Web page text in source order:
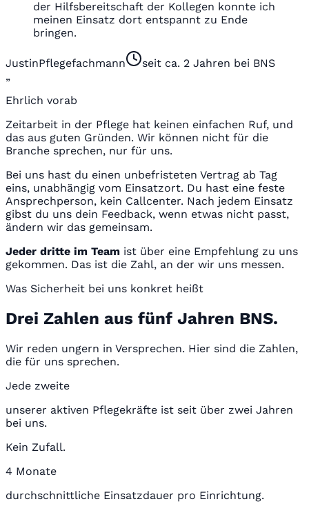
der Hilfsbereitschaft der Kollegen konnte ich
meinen Einsatz dort entspannt zu Ende
bringen.
JustinPflegefachmann
seit ca. 2 Jahren bei BNS
„
Ehrlich vorab
Zeitarbeit in der Pflege hat keinen einfachen Ruf, und
das aus guten Gründen. Wir können nicht für die
Branche sprechen, nur für uns.
Bei uns hast du einen unbefristeten Vertrag ab Tag
eins, unabhängig vom Einsatzort. Du hast eine feste
Ansprechperson, kein Callcenter. Nach jedem Einsatz
gibst du uns dein Feedback, wenn etwas nicht passt,
ändern wir das gemeinsam.
Jeder dritte im Team ist über eine Empfehlung zu uns
gekommen. Das ist die Zahl, an der wir uns messen.
Was Sicherheit bei uns konkret heißt
Drei Zahlen aus fünf Jahren BNS.
Wir reden ungern in Versprechen. Hier sind die Zahlen,
die für uns sprechen.
Jede zweite
unserer aktiven Pflegekräfte ist seit über zwei Jahren
bei uns.
Kein Zufall.
4 Monate
durchschnittliche Einsatzdauer pro Einrichtung.